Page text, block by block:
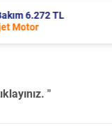
Bakım 6.299 TL
Motor
"